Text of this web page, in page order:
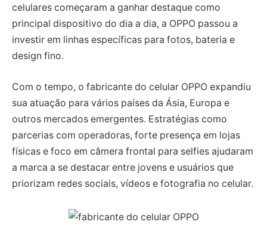
celulares começaram a ganhar destaque como
principal dispositivo do dia a dia, a OPPO passou a
investir em linhas específicas para fotos, bateria e
design fino.
Com o tempo, o fabricante do celular OPPO expandiu
sua atuação para vários países da Ásia, Europa e
outros mercados emergentes. Estratégias como
parcerias com operadoras, forte presença em lojas
físicas e foco em câmera frontal para selfies ajudaram
a marca a se destacar entre jovens e usuários que
priorizam redes sociais, vídeos e fotografia no celular.